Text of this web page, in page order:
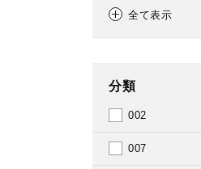
1782
全て表示
分類
002
007